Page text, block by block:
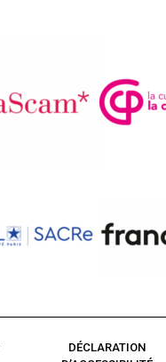
DÉCLARATION